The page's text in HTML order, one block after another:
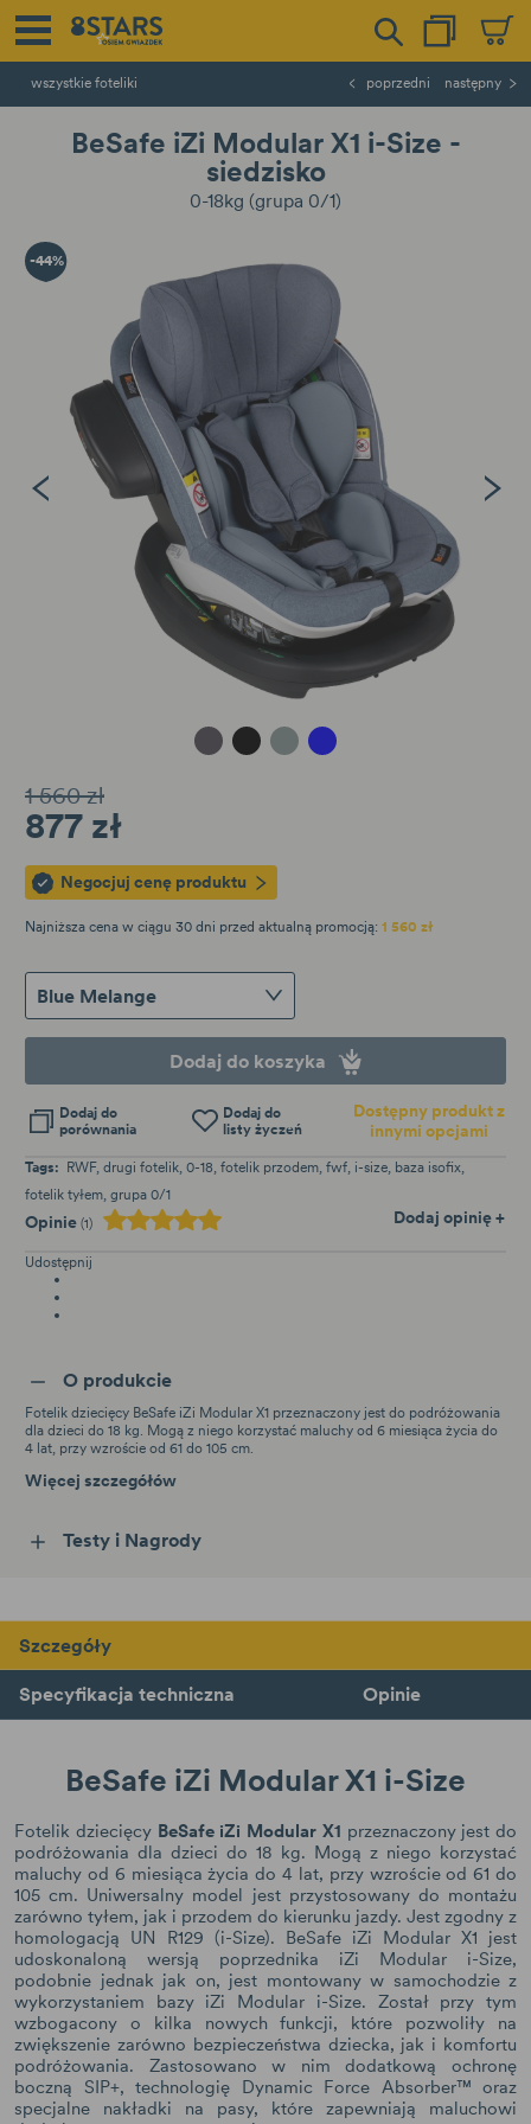
wszystkie foteliki poprzedni następny
BeSafe iZi Modular X1 i-Size -
siedzisko
0-18kg (grupa 0/1)
-44%
Metallic Melange
Black CabSea Green Melange
Blue Melange
Tags: RWF drugi fotelik 0-18 fotelik przodem fwf i-size baza isofix
fotelik tyłem grupa 0/1
Opinie (1) Dodaj opinię +
Udostępnij
1 560 zł
877 zł
Negocjuj cenę produktu
Najniższa cena w ciągu 30 dni przed aktualną promocją: 1 560 zł
Blue Melange
Dodaj do koszyka
Dodaj do
porównania
Dodaj do
listy życzeń
Dostępny produkt z
innymi opcjami
O produkcie
Fotelik dziecięcy BeSafe iZi Modular X1 przeznaczony jest do podróżowania
dla dzieci do 18 kg. Mogą z niego korzystać maluchy od 6 miesiąca życia do
4 lat, przy wzroście od 61 do 105 cm.
Więcej szczegółów
Testy i Nagrody
Szczegóły
Specyfikacja techniczna Opinie
BeSafe iZi Modular X1 i-Size
Fotelik dziecięcyBeSafe iZi Modular X1 przeznaczony jest do
podróżowania dla dzieci do 18 kg. Mogą z niego korzystać
maluchy od 6 miesiąca życia do 4 lat, przy wzroście od 61 do
105 cm. Uniwersalny model jest przystosowany do montażu
zarówno tyłem, jak i przodem do kierunku jazdy. Jest zgodny z
homologacją UN R129 (i-Size). BeSafe iZi Modular X1 jest
udoskonaloną wersją poprzednika iZi Modular i-Size,
podobnie jednak jak on, jest montowany w samochodzie z
wykorzystaniem bazy iZi Modular i-Size. Został przy tym
wzbogacony o kilka nowych funkcji, które pozwoliły na
zwiększenie zarówno bezpieczeństwa dziecka, jak i komfortu
podróżowania. Zastosowano w nim dodatkową ochronę
boczną SIP+, technologię Dynamic Force Absorber™ oraz
specjalne nakładki na pasy, które zapewniają maluchowi